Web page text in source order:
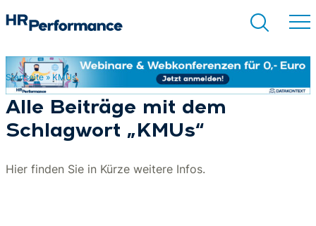
Suchen
Startseite» KMUs
Alle Beiträge mit dem
Schlagwort „KMUs“
Hier finden Sie in Kürze weitere Infos.